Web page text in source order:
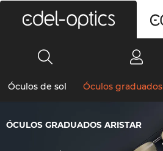
Óculos de sol Óculos graduados
ÓCULOS GRADUADOS ARISTAR